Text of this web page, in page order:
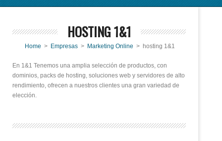
HOSTING 1&1
Home > Empresas > Marketing Online > hosting 1&1
En 1&1 Tenemos una amplia selección de productos, con
dominios, packs de hosting, soluciones web y servidores de alto
rendimiento, ofrecen a nuestros clientes una gran variedad de
elección.